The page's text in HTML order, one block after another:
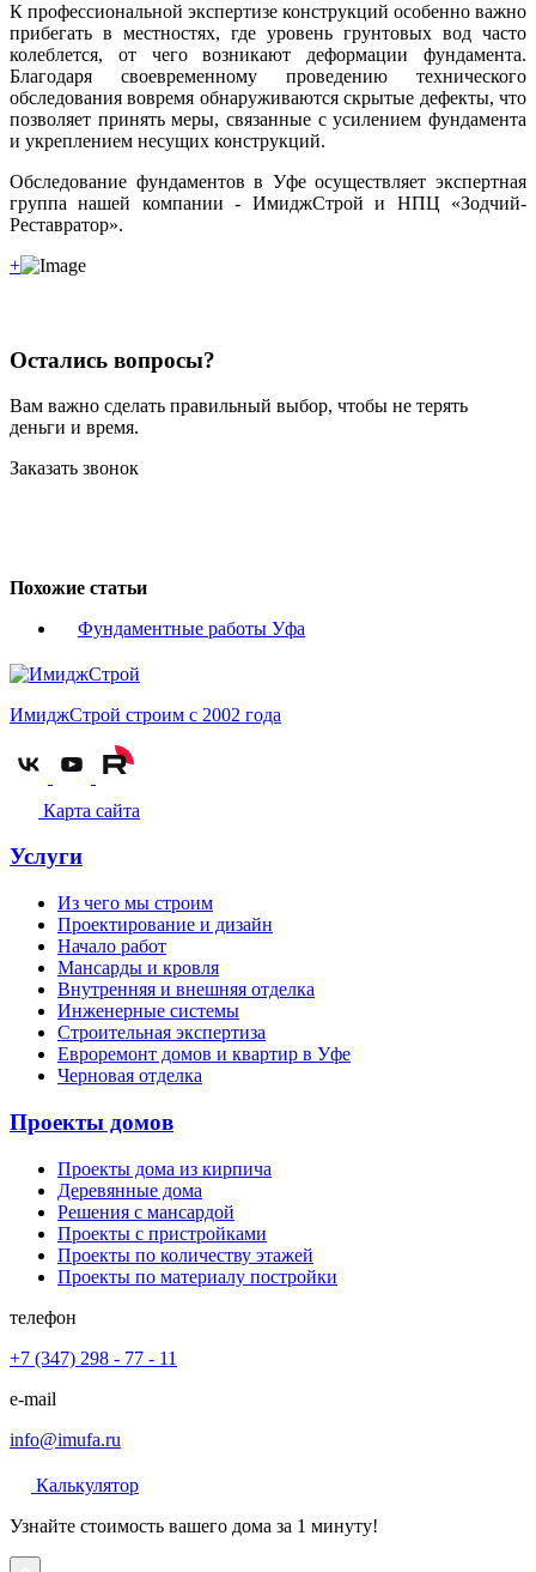
К профессиональной экспертизе конструкций особенно важно
прибегать в местностях, где уровень грунтовых вод часто
колеблется, от чего возникают деформации фундамента.
Благодаря своевременному проведению технического
обследования вовремя обнаруживаются скрытые дефекты, что
позволяет принять меры, связанные с усилением фундамента
и укреплением несущих конструкций.
Обследование фундаментов в Уфе осуществляет экспертная
группа нашей компании - ИмиджСтрой и НПЦ «Зодчий-
Реставратор».
+
Остались вопросы?
Вам важно сделать правильный выбор, чтобы не терять
деньги и время.
Заказать звонок
Похожие статьи
Фундаментные работы Уфа
ИмиджСтрой строим с 2002 года
Карта сайта
Услуги
Из чего мы строим
Проектирование и дизайн
Начало работ
Мансарды и кровля
Внутренняя и внешняя отделка
Инженерные системы
Строительная экспертиза
Евроремонт домов и квартир в Уфе
Черновая отделка
Проекты домов
Проекты дома из кирпича
Деревянные дома
Решения с мансардой
Проекты с пристройками
Проекты по количеству этажей
Проекты по материалу постройки
телефон
+7 (347) 298 - 77 - 11
e-mail
info@imufa.ru
Калькулятор
Узнайте стоимость вашего дома за 1 минуту!